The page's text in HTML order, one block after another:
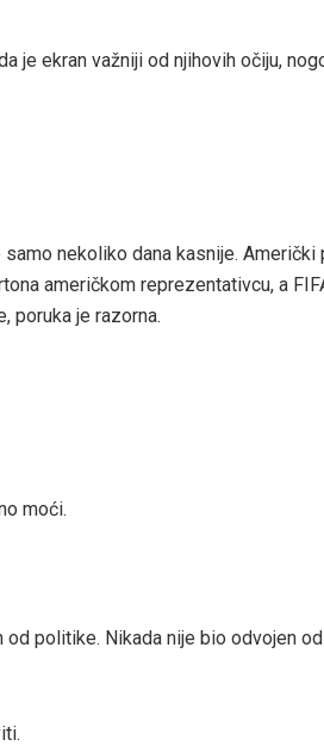
je ekran važniji od njihovih očiju,
nekoliko dana kasnije. Američki
američkom reprezentativcu, a
poruka je razorna.
moći.
politike. Nikada nije bio odvojen